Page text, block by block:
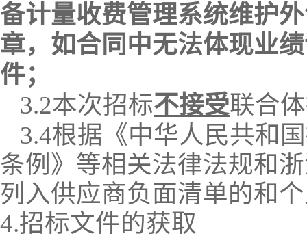
备计量收费管理系统维护
章，如合同中无法体现业
件；
3.2本次招标不接受联合
3.4根据《中华人民共和
条例》等相关法律法规和
列入供应商负面清单的和
4.招标文件的获取